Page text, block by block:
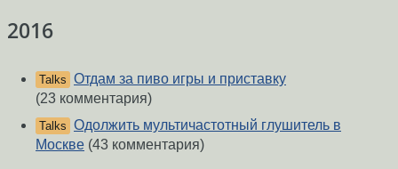
2016
Talks Отдам за пиво игры и приставку
(23 комментария)
Talks Одолжить мультичастотный глушитель в
Москве (43 комментария)